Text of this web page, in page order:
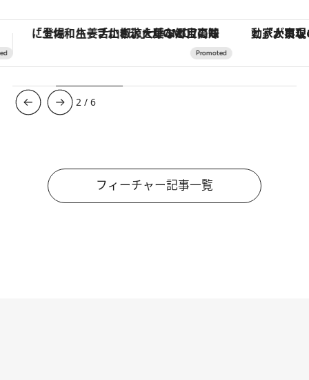
「大事なのは地域の意識を変えること」。ロレックス賞受賞の自然保護活動家が実現させたナイジェリアの自然環境の復活 【夏限定ディナーコース】旬を
3 /6
フィーチャー記事一覧